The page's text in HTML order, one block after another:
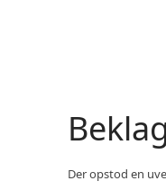
Der opstod en